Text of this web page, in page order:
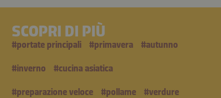
SCOPRI DI PIÙ
#portate principali #primavera #autunno
#inverno #cucina asiatica
#preparazione veloce #pollame #verdure